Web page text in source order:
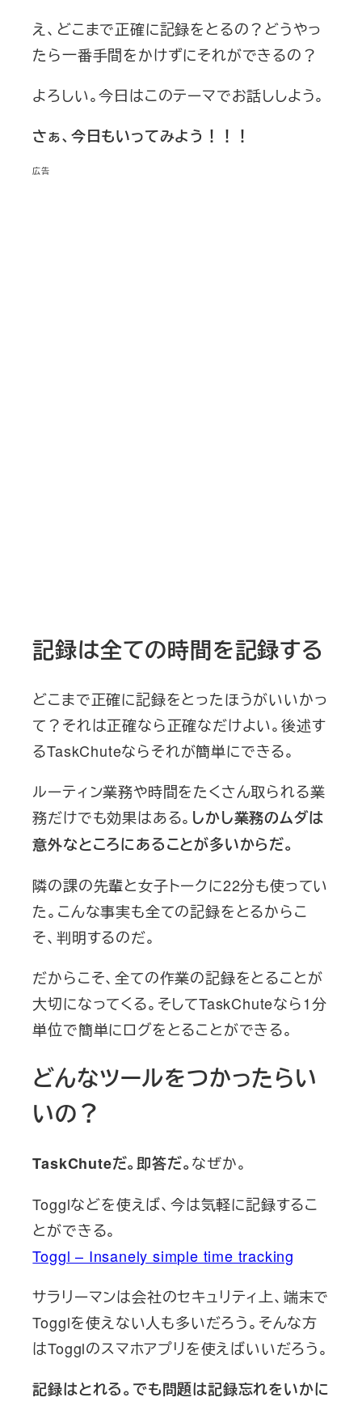
え、どこまで正確に記録をとるの？どうやっ
たら一番手間をかけずにそれができるの？
よろしい。今日はこのテーマでお話ししよう。
さぁ、今日もいってみよう！！！
広告
記録は全ての時間を記録する
どこまで正確に記録をとったほうがいいかっ
て？それは正確なら正確なだけよい。後述す
るTaskChuteならそれが簡単にできる。
ルーティン業務や時間をたくさん取られる業
務だけでも効果はある。 しかし業務のムダは
意外なところにあることが多いからだ。
隣の課の先輩と女子トークに22分も使ってい
た。こんな事実も全ての記録をとるからこ
そ、判明するのだ。
だからこそ、全ての作業の記録をとることが
大切になってくる。そしてTaskChuteなら1分
単位で簡単にログをとることができる。
どんなツールをつかったらい
いの？
TaskChuteだ。即答だ。なぜか。
Togglなどを使えば、今は気軽に記録するこ
とができる。
Toggl – Insanely simple time tracking
サラリーマンは会社のセキュリティ上、端末で
Togglを使えない人も多いだろう。そんな方
はTogglのスマホアプリを使えばいいだろう。
記録はとれる。でも問題は記録忘れをいかに